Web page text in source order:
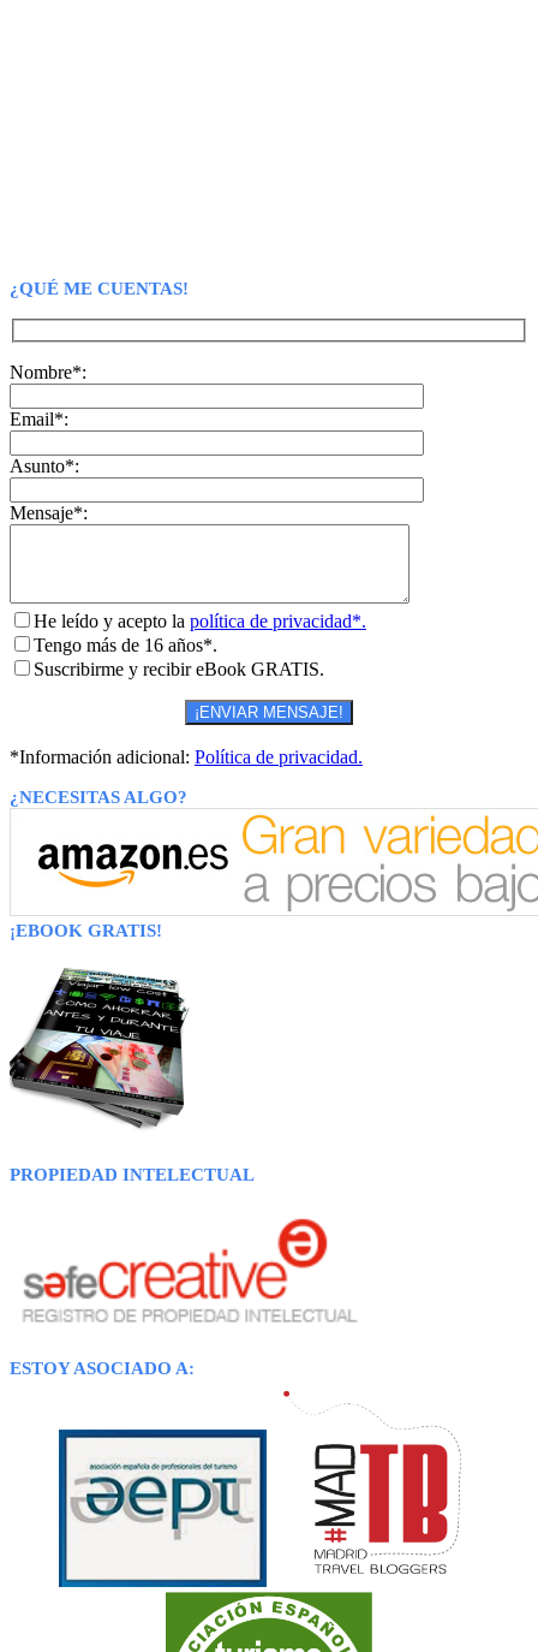
¿QUÉ ME CUENTAS!
Nombre*:
Email*:
Asunto*:
Mensaje*:
He leído y acepto la política de privacidad*.
Tengo más de 16 años*.
Suscribirme y recibir eBook GRATIS.
*Información adicional: Política de privacidad.
¿NECESITAS ALGO?
¡EBOOK GRATIS!
PROPIEDAD INTELECTUAL
ESTOY ASOCIADO A: